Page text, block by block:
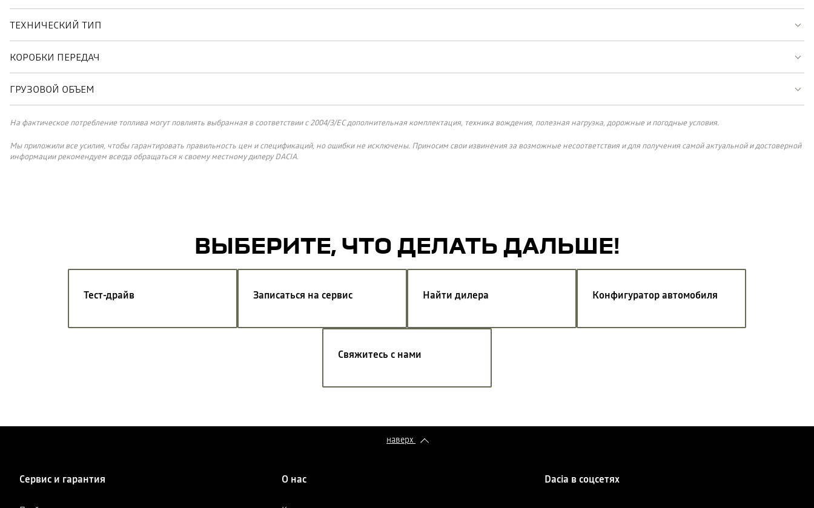
ТЕХНИЧЕСКИЙ ТИП
КОРОБКИ ПЕРЕДАЧ
ГРУЗОВОЙ ОБЪЕМ
На фактическое потребление топлива могут повлиять выбранная в соответствии с 2004/3/ЕС дополнительная комплектация, техника вождения, полезная нагрузка, дорожные и погодные условия.
Мы приложили все усилия, чтобы гарантировать правильность цен и спецификаций, но ошибки не исключены. Приносим свои извинения за возможные несоответствия и для получения самой актуальной и достоверной
информации рекомендуем всегда обращаться к своему местному дилеру DACIA.
ВЫБЕРИТЕ, ЧТО ДЕЛАТЬ ДАЛЬШЕ!
Тест-драйв Записаться на сервис Найти дилера Конфигуратор автомобиля
Свяжитесь с нами
наверх
Сервис и гарантия О нас Dacia в соцсетях